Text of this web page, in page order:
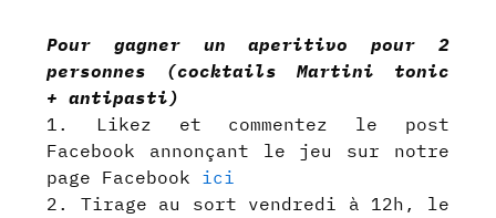
Pour gagner un aperitivo pour 2
personnes (cocktails Martini tonic
+ antipasti)
1. Likez et commentez le post
Facebook annonçant le jeu sur notre
page Facebook ici
2. Tirage au sort vendredi à 12h, le